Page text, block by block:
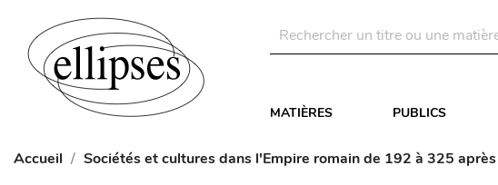
MATIÈRES PUBLICS
Accueil Sociétés et cultures dans l'Empire romain de 192 à 325 après